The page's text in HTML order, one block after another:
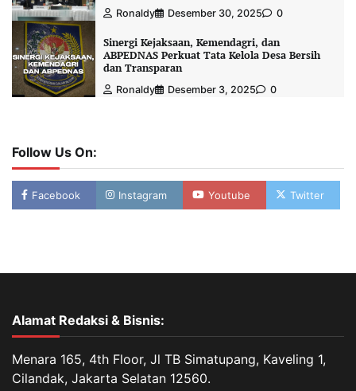
Ronaldy Desember 30, 2025 0
Sinergi Kejaksaan, Kemendagri, dan
ABPEDNAS Perkuat Tata Kelola Desa Bersih
dan Transparan
Ronaldy Desember 3, 2025 0
Follow Us On:
Facebook Instagram Youtube Twitter
Alamat Redaksi & Bisnis:
Menara 165, 4th Floor, Jl TB Simatupang, Kaveling 1,
Cilandak, Jakarta Selatan 12560.